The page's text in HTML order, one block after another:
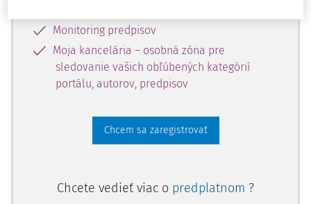
Monitoring predpisov
Moja kancelária – osobná zóna pre
sledovanie vašich obľúbených kategórií
portálu, autorov, predpisov
Chcem sa zaregistrovať
Chcete vedieť viac o predplatnom ?